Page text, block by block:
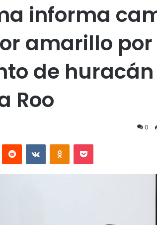
informa
amarillo por
de huracán
Roo
0
Reddit VKontakteOdnoklassniki
Pocket